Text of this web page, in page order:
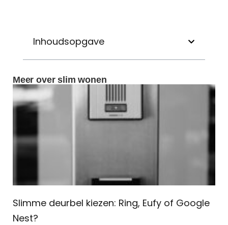
Inhoudsopgave
Meer over slim wonen
Slimme deurbel kiezen: Ring, Eufy of Google
Nest?